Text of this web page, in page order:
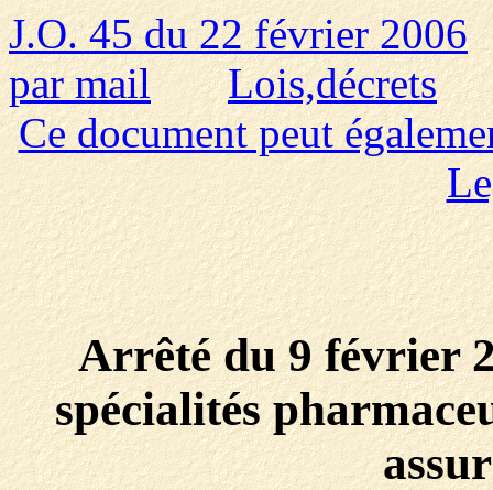
J.O. 45 du 22 février 2006
par mail
Lois,décrets
Ce document peut
Arrêté du 9 février
spécialités